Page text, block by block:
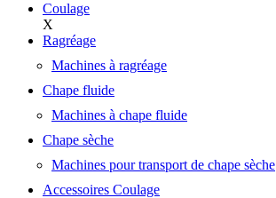
Coulage
X
Ragréage
Machines à ragréage
Chape fluide
Machines à chape fluide
Chape sèche
Machines pour transport de chape sèche
Accessoires Coulage